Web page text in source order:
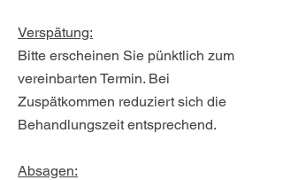
Verspätung:
Bitte erscheinen Sie pünktlich zum
vereinbarten Termin. Bei
Zuspätkommen reduziert sich die
Behandlungszeit entsprechend.
Absagen: